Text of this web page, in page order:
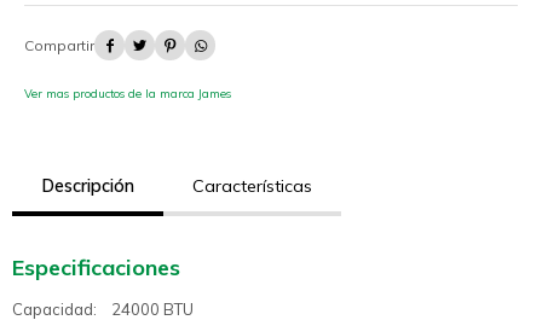
   
Ver mas productos de la marca James
Descripción Características
Especificaciones
Capacidad: 24000 BTU